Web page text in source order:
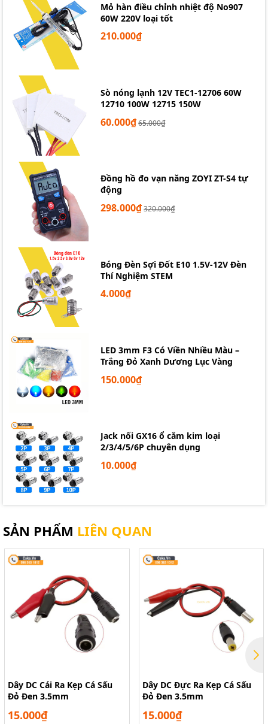
Mỏ hàn điều chỉnh nhiệt độ No907
60W 220V loại tốt
210.000₫
Sò nóng lạnh 12V TEC1-12706 60W
12710 100W 12715 150W
60.000₫65.000₫
Đồng hồ đo vạn năng ZOYI ZT-S4 tự
động
298.000₫320.000₫
Bóng Đèn Sợi Đốt E10 1.5V-12V Đèn
Thí Nghiệm STEM
4.000₫
LED 3mm F3 Có Viền Nhiều Màu –
Trắng Đỏ Xanh Dương Lục Vàng
150.000₫
Jack nối GX16 ổ cắm kim loại
2/3/4/5/6P chuyên dụng
10.000₫
SẢN PHẨM LIÊN QUAN
Dây DC Cái Ra Kẹp Cá Sấu
Đỏ Đen 3.5mm
15.000₫
Dây DC Đực Ra Kẹp Cá Sấu
Đỏ Đen 3.5mm
15.000₫